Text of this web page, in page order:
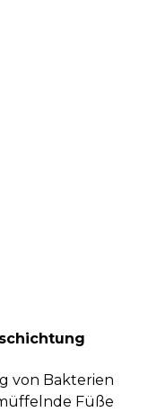
von Bakterien
Füße